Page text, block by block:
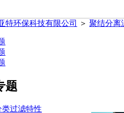
特环保科技有限公司 ＞ 聚结分离
题
过滤特性